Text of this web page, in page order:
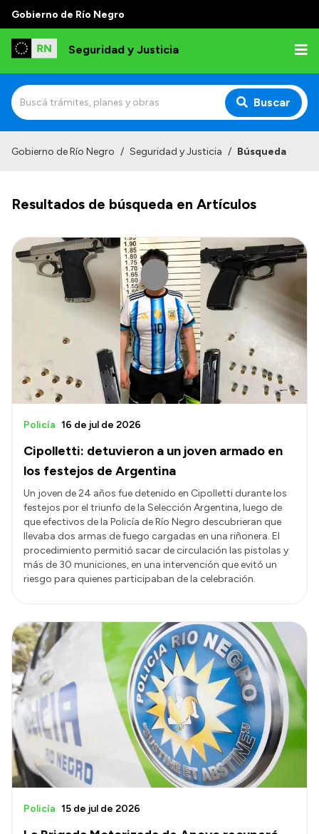
Gobierno de Río Negro
Seguridad y Justicia
Buscar
Misión
Autoridades
Delegaciones
Normativa
Transparencia
Presupuesto
Boletín Oficial
Compras y licitaciones
Consulta de pago a proveedores
Convocatorias
Intranet
Login
Gobierno de Río Negro / Seguridad y Justicia / Búsqueda
Resultados de búsqueda en Artículos
Cipolletti: detuvieron a un joven armado en
los festejos de Argentina
Policía 16 de jul de 2026
Un joven de 24 años fue detenido en Cipolletti durante los
festejos por el triunfo de la Selección Argentina, luego de
que efectivos de la Policía de Río Negro descubrieran que
llevaba dos armas de fuego cargadas en una riñonera. El
procedimiento permitió sacar de circulación las pistolas y
más de 30 municiones, en una intervención que evitó un
riesgo para quienes participaban de la celebración.
Policía 15 de jul de 2026